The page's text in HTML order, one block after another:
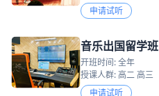
申请试听
音乐出国留学班
开班时间: 全年
授课人群: 高二 高三
申请试听